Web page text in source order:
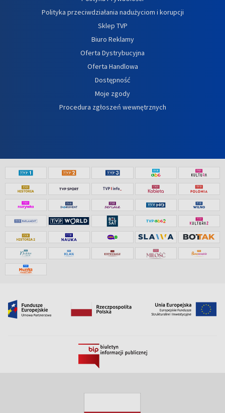
Polityka przeciwdziałania nadużyciom i korupcji
Sklep TVP
Biuro Reklamy
Oferta Dystrybucyjna
Oferta Handlowa
Dostępność
Moje zgody
Procedura zgłoszeń wewnętrznych